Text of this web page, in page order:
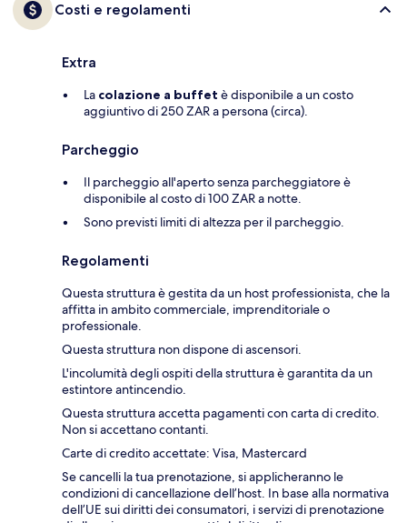
Costi e regolamenti
Extra
La colazione a buffet è disponibile a un costo
aggiuntivo di 250 ZAR a persona (circa).
Parcheggio
Il parcheggio all'aperto senza parcheggiatore è
disponibile al costo di 100 ZAR a notte.
Sono previsti limiti di altezza per il parcheggio.
Regolamenti
Questa struttura è gestita da un host professionista, che la
affitta in ambito commerciale, imprenditoriale o
professionale.
Questa struttura non dispone di ascensori.
L'incolumità degli ospiti della struttura è garantita da un
estintore antincendio.
Questa struttura accetta pagamenti con carta di credito.
Non si accettano contanti.
Carte di credito accettate: Visa, Mastercard
Se cancelli la tua prenotazione, si applicheranno le
condizioni di cancellazione dell’host. In base alla normativa
dell’UE sui diritti dei consumatori, i servizi di prenotazione